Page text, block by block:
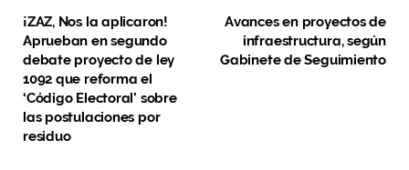
¡ZAZ, Nos la aplicaron!
Aprueban en segundo
debate proyecto de ley
1092 que reforma el
‘Código Electoral’ sobre
las postulaciones por
residuo
Avances en proyectos de
infraestructura, según
Gabinete de Seguimiento